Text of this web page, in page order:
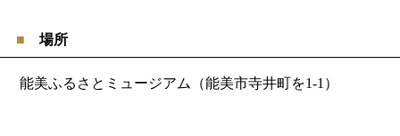
場所
能美ふるさとミュージアム（能美市寺井町を1-1）